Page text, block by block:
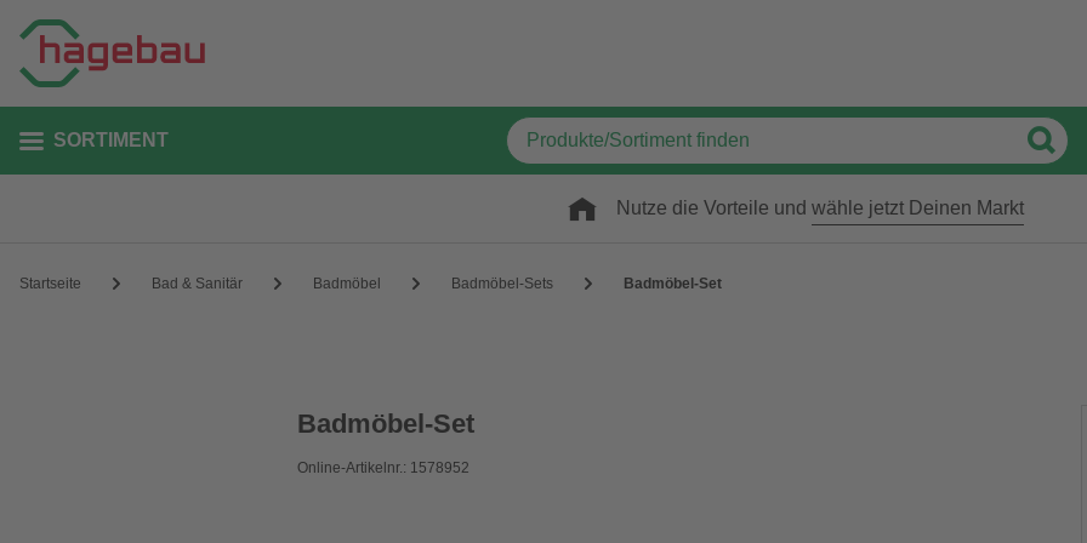
SORTIMENT
Nutze die Vorteile und wähle jetzt Deinen Markt
Startseite Bad & Sanitär Badmöbel Badmöbel-Sets Badmöbel-Set
Badmöbel-Set
Online-Artikelnr.: 1578952